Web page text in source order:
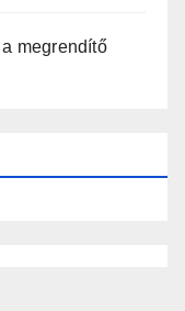
megrendítő